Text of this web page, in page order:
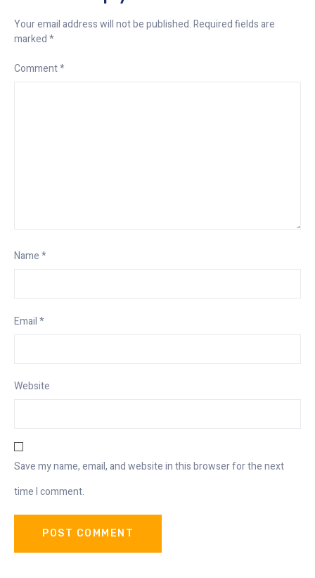
Your email address will not be published.Required fields are
marked*
Comment*
Name*
Email*
Website
Save my name, email, and website in this browser for the next
time I comment.